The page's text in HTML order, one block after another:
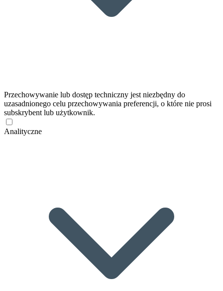
Przechowywanie lub dostęp techniczny jest niezbędny do
uzasadnionego celu przechowywania preferencji, o które nie prosi
subskrybent lub użytkownik.
Analityczne